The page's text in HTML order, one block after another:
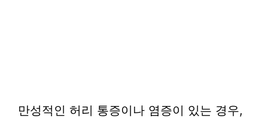
만성적인 허리 통증이나 염증이 있는 경우,